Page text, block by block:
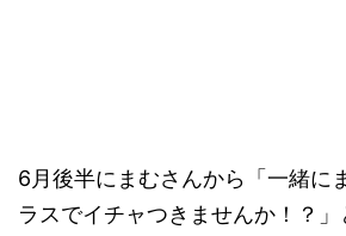
6月後半にまむさんから「一緒に
ラスでイチャつきませんか！？